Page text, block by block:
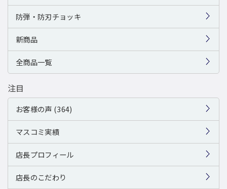
防弾・防刃チョッキ
新商品
全商品一覧
注目
お客様の声 (364)
マスコミ実績
店長プロフィール
店長のこだわり